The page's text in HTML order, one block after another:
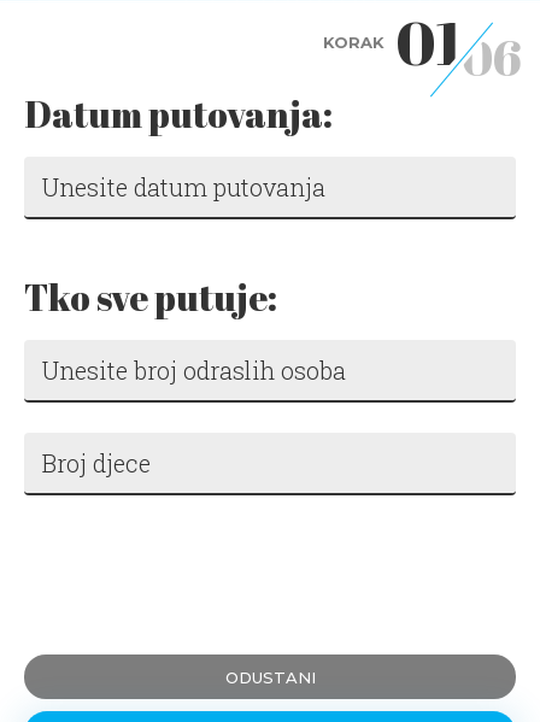
KORAK 0106
Datum putovanja:
Tko sve putuje:
ODUSTANI